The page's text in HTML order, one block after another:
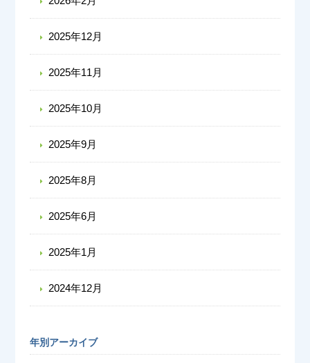
2025年12月
2025年11月
2025年10月
2025年9月
2025年8月
2025年6月
2025年1月
2024年12月
年別アーカイブ